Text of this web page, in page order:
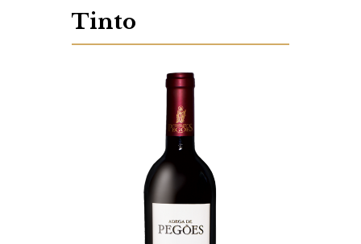
Tinto